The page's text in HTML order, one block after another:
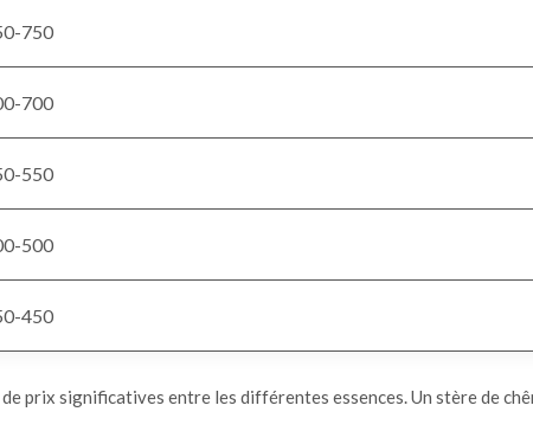
750
700
550
500
450
prix significatives entre les différentes essences. Un stère de